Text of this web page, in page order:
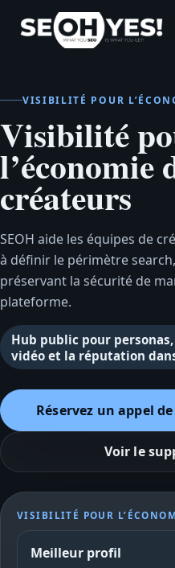
SEOH
VISIBILITÉ POUR
Visibilité
l’économie
créateurs
SEOH aide les équipes de
à définir le périmètre
préservant la sécurité de
plateforme.
Hub public pour
vidéo et la réputation
Réservez un appel
Voir le
VISIBILITÉ POUR
Meilleur profil